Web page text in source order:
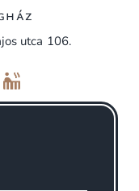
utca 106.